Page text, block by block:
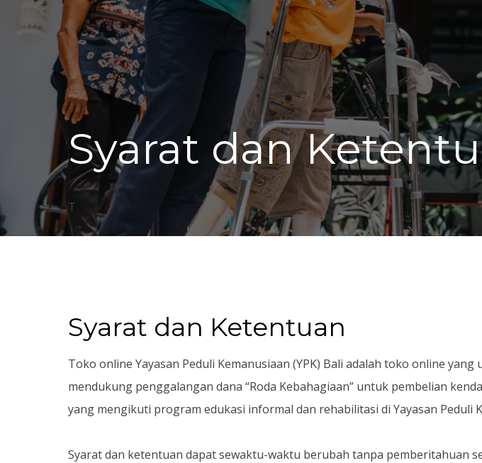
Syarat dan
T
Syarat dan Ketentuan
Toko online Yayasan Peduli Kemanusiaan (YPK) Bali adalah toko online
mendukung penggalangan dana “Roda Kebahagiaan” untuk pembelian
yang mengikuti program edukasi informal dan rehabilitasi di Yayasan Peduli
Syarat dan ketentuan dapat sewaktu-waktu berubah tanpa pemberitahuan